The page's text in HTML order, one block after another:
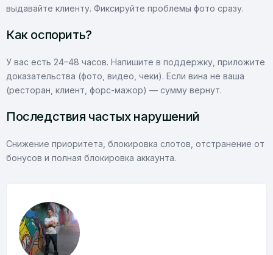
выдавайте клиенту. Фиксируйте проблемы фото сразу.
Как оспорить?
У вас есть 24–48 часов. Напишите в поддержку, приложите
доказательства (фото, видео, чеки). Если вина не ваша
(ресторан, клиент, форс-мажор) — сумму вернут.
Последствия частых нарушений
Снижение приоритета, блокировка слотов, отстранение от
бонусов и полная блокировка аккаунта.